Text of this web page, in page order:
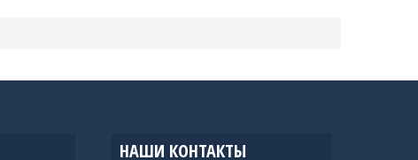
НАШИ КОНТАКТЫ